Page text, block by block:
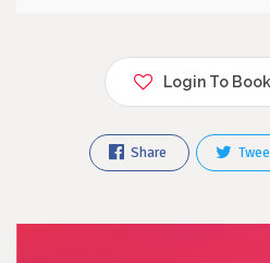
Login To
Share